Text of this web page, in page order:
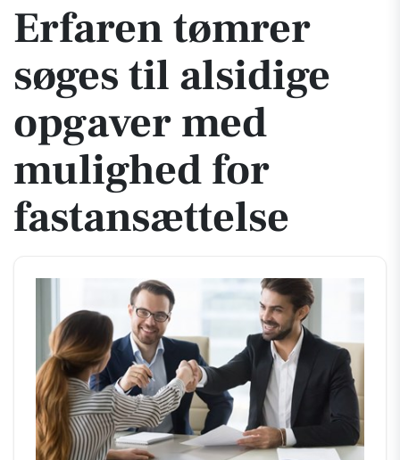
Erfaren tømrer
søges til alsidige
opgaver med
mulighed for
fastansættelse